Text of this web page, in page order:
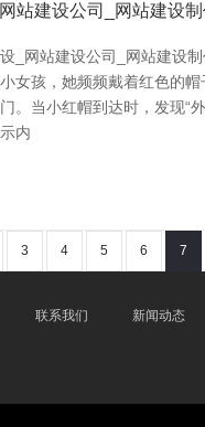
站建设公司_网站建设
_网站建设公司_网站建设
女孩，她频频戴着红色的
。当小红帽到达时，发现“
内
3 4 5 6 7
联系我们 新闻动态